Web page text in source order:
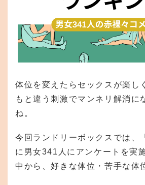
体位を変えたらセックスが楽し
もと違う刺激でマンネリ解消に
ね。
今回ランドリーボックスでは、
に男女341人にアンケートを実
中から、好きな体位・苦手な体